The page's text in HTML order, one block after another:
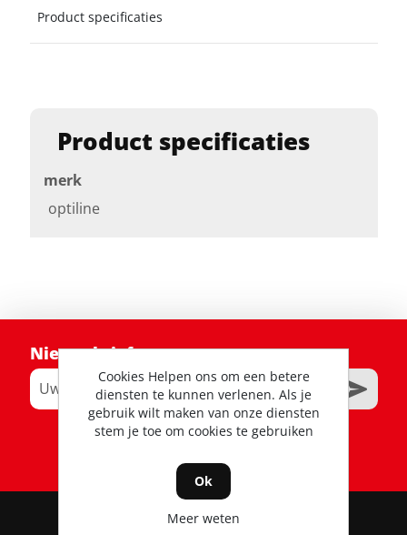
Product specificaties
merk
optiline
Product specificaties
Nieuwsbrief
RSS
Cookies Helpen ons om een betere
diensten te kunnen verlenen. Als je
gebruik wilt maken van onze diensten
stem je toe om cookies te gebruiken
Ok
Meer weten